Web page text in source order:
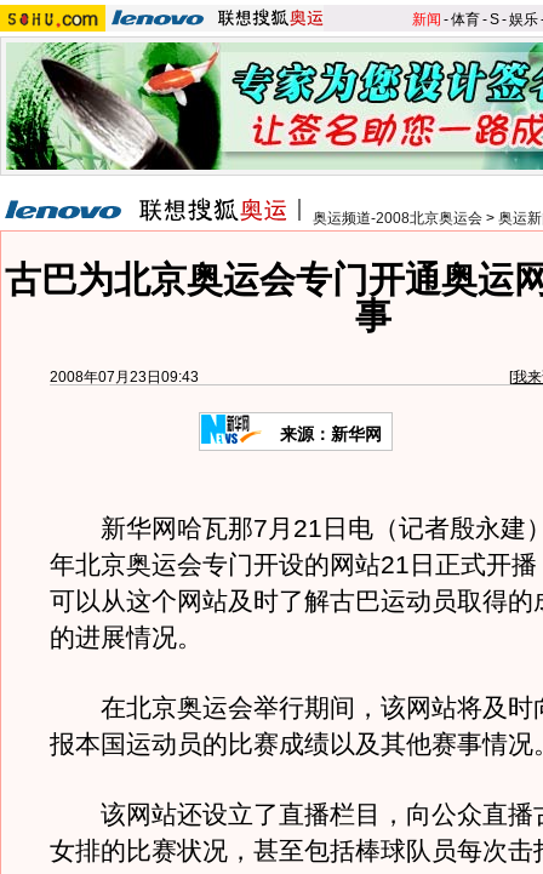
新闻 -体育-S-娱乐
奥运频道-2008北京奥运会 > 奥运
古巴为北京奥运会专门开通奥运
事
2008年07月23日09:43 [我
来源：新华网
新华网哈瓦那7月21日电（记者殷永建
年北京奥运会专门开设的网站21日正式开
可以从这个网站及时了解古巴运动员取得的
的进展情况。
在北京奥运会举行期间，该网站将及时
报本国运动员的比赛成绩以及其他赛事情况
该网站还设立了直播栏目，向公众直播
女排的比赛状况，甚至包括棒球队员每次击